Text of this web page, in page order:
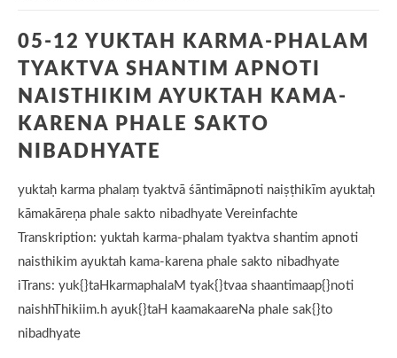
05-12 YUKTAH KARMA-PHALAM
TYAKTVA SHANTIM APNOTI
NAISTHIKIM AYUKTAH KAMA-
KARENA PHALE SAKTO
NIBADHYATE
yuktaḥ karma phalaṃ tyaktvā śāntimāpnoti naiṣṭhikīm ayuktaḥ
kāmakāreṇa phale sakto nibadhyate Vereinfachte
Transkription: yuktah karma-phalam tyaktva shantim apnoti
naisthikim ayuktah kama-karena phale sakto nibadhyate
iTrans: yuk{}taHkarmaphalaM tyak{}tvaa shaantimaap{}noti
naishhThikiim.h ayuk{}taH kaamakaareNa phale sak{}to
nibadhyate